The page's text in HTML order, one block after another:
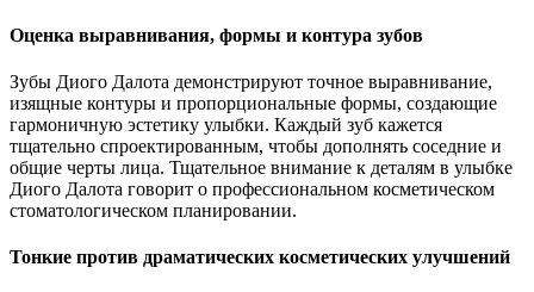
Оценка выравнивания, формы и контура зубов
Зубы Диого Далота демонстрируют точное выравнивание,
изящные контуры и пропорциональные формы, создающие
гармоничную эстетику улыбки. Каждый зуб кажется
тщательно спроектированным, чтобы дополнять соседние и
общие черты лица. Тщательное внимание к деталям в улыбке
Диого Далота говорит о профессиональном косметическом
стоматологическом планировании.
Тонкие против драматических косметических улучшений